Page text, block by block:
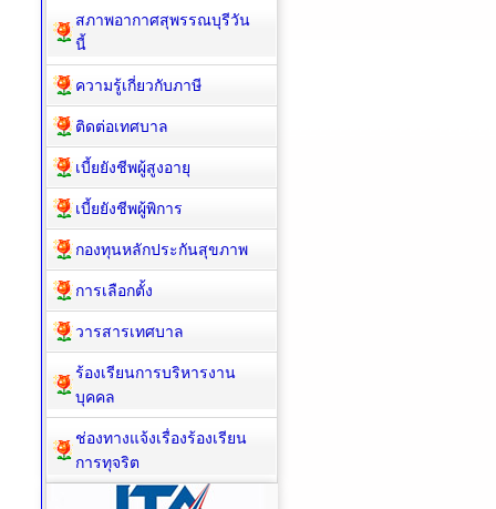
สภาพอากาศสุพรรณบุรีวัน
นี้
ความรู้เกี่ยวกับภาษี
ติดต่อเทศบาล
เบี้ยยังชีพผู้สูงอายุ
เบี้ยยังชีพผู้พิการ
กองทุนหลักประกันสุขภาพ
การเลือกตั้ง
วารสารเทศบาล
ร้องเรียนการบริหารงาน
บุคคล
ช่องทางแจ้งเรื่องร้องเรียน
การทุจริต